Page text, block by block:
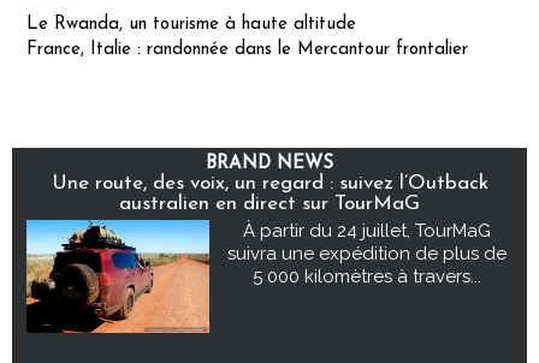
Le Rwanda, un tourisme à haute altitude
France, Italie : randonnée dans le Mercantour frontalier
BRAND NEWS
Une route, des voix, un regard : suivez l’Outback
australien en direct sur TourMaG
À partir du 24 juillet, TourMaG
suivra une expédition de plus de
5 000 kilomètres à travers...